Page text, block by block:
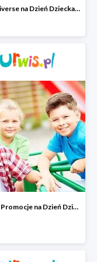
Gry Funiverse na Dzień Dziecka w Urwis.pl od 29,29 zł
Wielkie Promocje na Dzień Dziecka w Urwis.pl do -35%